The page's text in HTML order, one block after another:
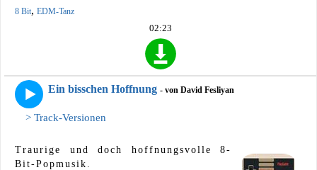
8 Bit, EDM-Tanz
02:23
Ein bisschen Hoffnung - von David Fesliyan
> Track-Versionen
Traurige und doch hoffnungsvolle 8-
Bit-Popmusik.